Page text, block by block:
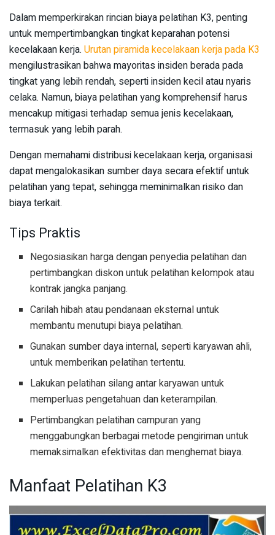
Dalam memperkirakan rincian biaya pelatihan K3, penting
untuk mempertimbangkan tingkat keparahan potensi
kecelakaan kerja. Urutan piramida kecelakaan kerja pada K3
mengilustrasikan bahwa mayoritas insiden berada pada
tingkat yang lebih rendah, seperti insiden kecil atau nyaris
celaka. Namun, biaya pelatihan yang komprehensif harus
mencakup mitigasi terhadap semua jenis kecelakaan,
termasuk yang lebih parah.
Dengan memahami distribusi kecelakaan kerja, organisasi
dapat mengalokasikan sumber daya secara efektif untuk
pelatihan yang tepat, sehingga meminimalkan risiko dan
biaya terkait.
Tips Praktis
Negosiasikan harga dengan penyedia pelatihan dan
pertimbangkan diskon untuk pelatihan kelompok atau
kontrak jangka panjang.
Carilah hibah atau pendanaan eksternal untuk
membantu menutupi biaya pelatihan.
Gunakan sumber daya internal, seperti karyawan ahli,
untuk memberikan pelatihan tertentu.
Lakukan pelatihan silang antar karyawan untuk
memperluas pengetahuan dan keterampilan.
Pertimbangkan pelatihan campuran yang
menggabungkan berbagai metode pengiriman untuk
memaksimalkan efektivitas dan menghemat biaya.
Manfaat Pelatihan K3